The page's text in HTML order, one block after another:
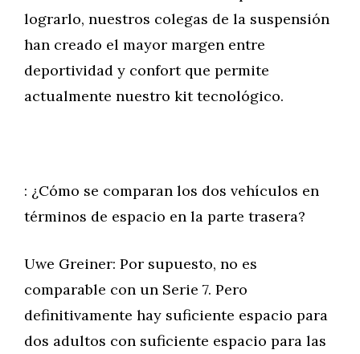
lograrlo, nuestros colegas de la suspensión
han creado el mayor margen entre
deportividad y confort que permite
actualmente nuestro kit tecnológico.
: ¿Cómo se comparan los dos vehículos en
términos de espacio en la parte trasera?
Uwe Greiner: Por supuesto, no es
comparable con un Serie 7. Pero
definitivamente hay suficiente espacio para
dos adultos con suficiente espacio para las